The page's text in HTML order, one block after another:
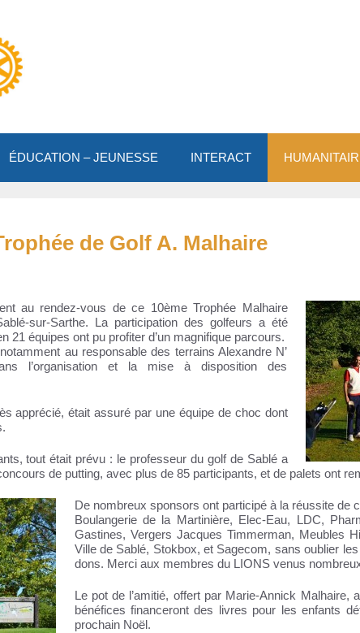
ÉDUCATION – JEUNESSE INTERACT
de Golf A. Malhaire
au rendez-vous de ce 10ème Trophée Malhaire
sur-Sarthe. La participation des golfeurs a été
21 équipes ont pu profiter d’un magnifique parcours.
au responsable des terrains Alexandre N’
l’organisation et la mise à disposition des
apprécié, était assuré par une équipe de choc dont
tout était prévu : le professeur du golf de Sablé a
de putting, avec plus de 85 participants, et de palets ont
De nombreux sponsors ont participé à la réussite de
Boulangerie de la Martinière, Elec-Eau, LDC,
Gastines, Vergers Jacques Timmerman, Meubles
Ville de Sablé, Stokbox, et Sagecom, sans oublier
dons. Merci aux membres du LIONS venus
Le pot de l’amitié, offert par Marie-Annick Malhaire,
bénéfices financeront des livres pour les enfants
prochain Noël.